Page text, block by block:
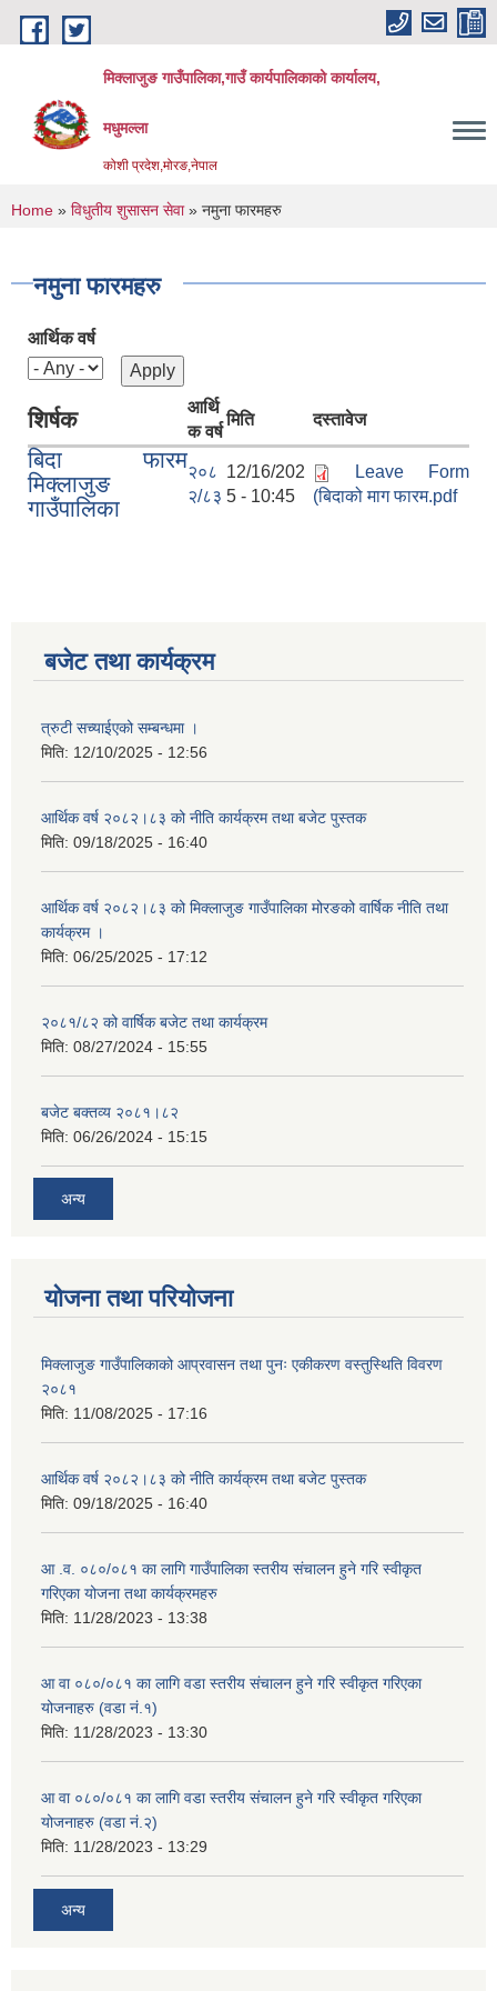
Skip to main content
मिक्लाजुङ गाउँपालिका,गाउँ कार्यपालिकाको कार्यालय,
मधुमल्ला
कोशी प्रदेश,मोरङ,नेपाल
You are here
Home » विधुतीय शुसासन सेवा» नमुना फारमहरु
नमुना फारमहरु
आर्थिक वर्ष
शिर्षक
आर्थि
क वर्ष
मिति दस्तावेज
बिदा फारम
मिक्लाजुङ
गाउँपालिका
२०८
२/८३
12/16/202
5 - 10:45
Leave Form
(बिदाको माग फारम.pdf
बजेट तथा कार्यक्रम
त्रुटी सच्याईएको सम्बन्धमा ।
मिति: 12/10/2025 - 12:56
आर्थिक वर्ष २०८२।८३ को नीति कार्यक्रम तथा बजेट पुस्तक
मिति: 09/18/2025 - 16:40
आर्थिक वर्ष २०८२।८३ को मिक्लाजुङ गाउँपालिका मोरङको वार्षिक नीति तथा
कार्यक्रम ।
मिति: 06/25/2025 - 17:12
२०८१/८२ को वार्षिक बजेट तथा कार्यक्रम
मिति: 08/27/2024 - 15:55
बजेट बक्तव्य २०८१।८२
मिति: 06/26/2024 - 15:15
अन्य
योजना तथा परियोजना
मिक्लाजुङ गाउँपालिकाको आप्रवासन तथा पुनः एकीकरण वस्तुस्थिति विवरण
२०८१
मिति: 11/08/2025 - 17:16
आर्थिक वर्ष २०८२।८३ को नीति कार्यक्रम तथा बजेट पुस्तक
मिति: 09/18/2025 - 16:40
आ .व. ०८०/०८१ का लागि गाउँपालिका स्तरीय संचालन हुने गरि स्वीकृत
गरिएका योजना तथा कार्यक्रमहरु
मिति: 11/28/2023 - 13:38
आ वा ०८०/०८१ का लागि वडा स्तरीय संचालन हुने गरि स्वीकृत गरिएका
योजनाहरु (वडा नं.१)
मिति: 11/28/2023 - 13:30
आ वा ०८०/०८१ का लागि वडा स्तरीय संचालन हुने गरि स्वीकृत गरिएका
योजनाहरु (वडा नं.२)
मिति: 11/28/2023 - 13:29
अन्य